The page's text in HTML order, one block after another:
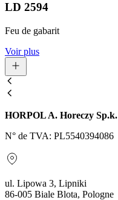
LD 2594
Feu de gabarit
Voir plus
HORPOL A. Horeczy Sp.k.
N° de TVA: PL5540394086
ul. Lipowa 3, Lipniki
86-005 Biale Blota, Pologne